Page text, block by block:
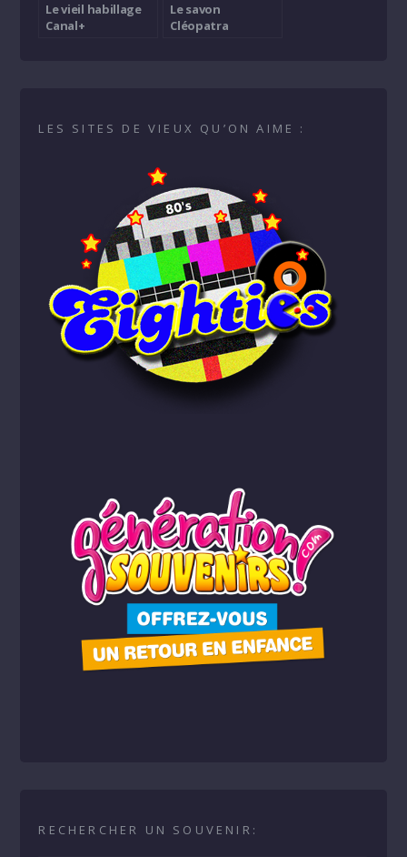
Le vieil habillage
Canal+
Le savon
Cléopatra
LES SITES DE VIEUX QU’ON AIME :
RECHERCHER UN SOUVENIR: